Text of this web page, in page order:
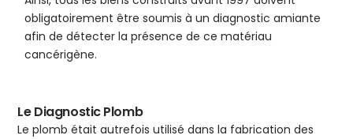
obligatoirement être soumis à un diagnostic amiante
afin de détecter la présence de ce matériau
cancérigène.
Le Diagnostic Plomb
Le plomb était autrefois utilisé dans la fabrication des